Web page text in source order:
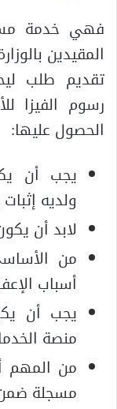
فهي خدمة
المقيدين
تقديم طلب
رسوم الفيزا
الحصول عليها:
يجب أن
ولديه
لابد أن
من
أسباب
يجب أن
منصة
من المهم
مسجلة ضمن